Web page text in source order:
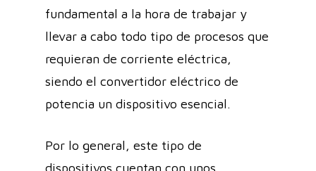
fundamental a la hora de trabajar y
llevar a cabo todo tipo de procesos que
requieran de corriente eléctrica,
siendo el convertidor eléctrico de
potencia un dispositivo esencial.
Por lo general, este tipo de
dispositivos cuentan con unos